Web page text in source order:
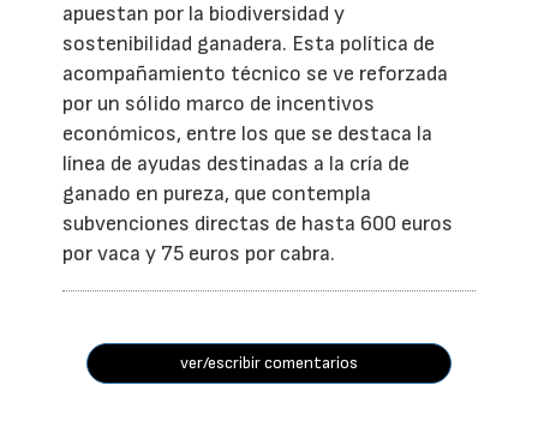
apuestan por la biodiversidad y
sostenibilidad ganadera. Esta política de
acompañamiento técnico se ve reforzada
por un sólido marco de incentivos
económicos, entre los que se destaca la
línea de ayudas destinadas a la cría de
ganado en pureza, que contempla
subvenciones directas de hasta 600 euros
por vaca y 75 euros por cabra.
ver/escribir comentarios